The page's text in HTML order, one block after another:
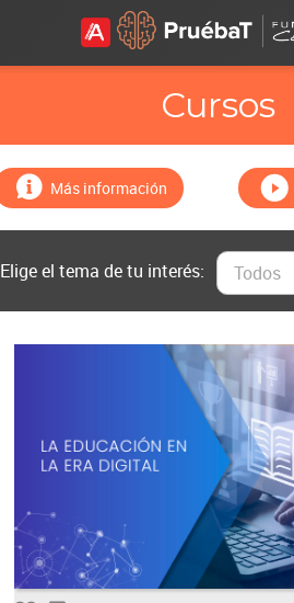
Cursos
Más información
Elige el tema de tu interés: Todos